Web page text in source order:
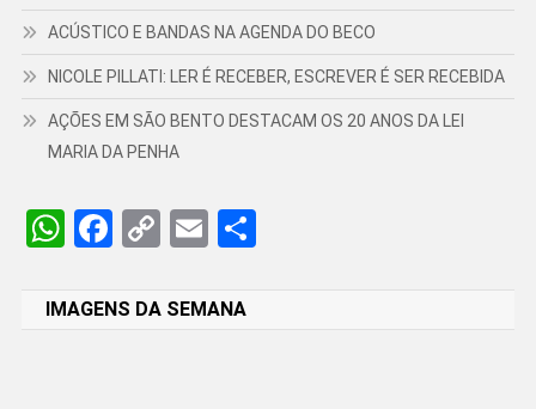
ACÚSTICO E BANDAS NA AGENDA DO BECO
NICOLE PILLATI: LER É RECEBER, ESCREVER É SER RECEBIDA
AÇÕES EM SÃO BENTO DESTACAM OS 20 ANOS DA LEI
MARIA DA PENHA
WhatsApp
Facebook
CopyEmailShare
IMAGENS DA SEMANA